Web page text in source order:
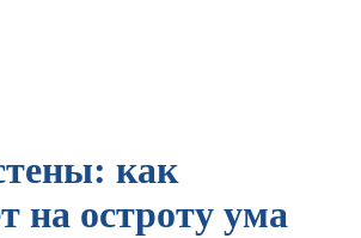
как
на остроту ума